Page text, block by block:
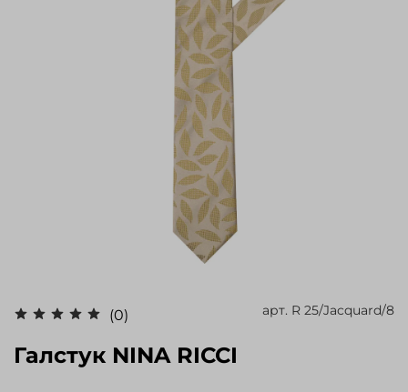
(0) арт. R 25/Jacquard/8
Галстук NINA RICCI